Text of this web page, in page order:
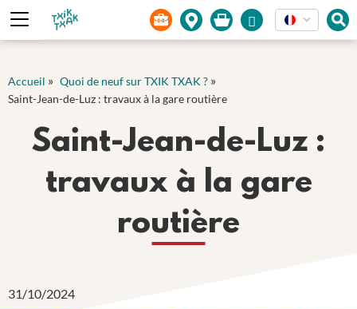
Panneau de gestion des cookies
Accueil » Quoi de neuf sur TXIK TXAK ? »
Saint-Jean-de-Luz : travaux à la gare routière
Saint-Jean-de-Luz :
travaux à la gare
routière
31/10/2024